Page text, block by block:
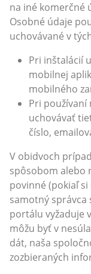
na iné komerčné
Osobné údaje
uchovávané v
Pri inštalácií
mobilnej
mobilného
Pri používaní
uchovávať
číslo,
V obidvoch
spôsobom alebo
povinné (pokiaľ
samotný správca
portálu vyžaduje
môžu byť v
dát, naša
zozbieraných